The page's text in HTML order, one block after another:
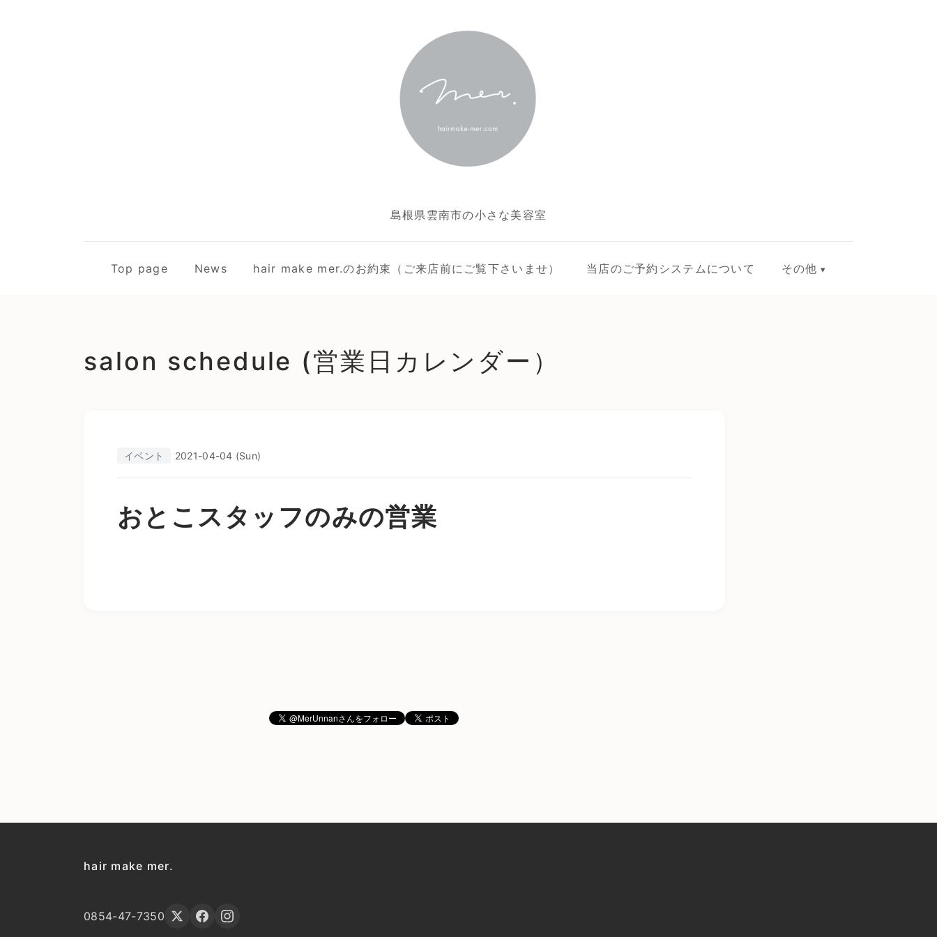
島根県雲南市の小さな美容室
Top page News hair make mer.のお約束（ご来店前にご覧下さいませ） 当店のご予約システムについて その他
salon schedule (営業日カレンダー）
イベント 2021-04-04 (Sun)
おとこスタッフのみの営業
hair make mer.
0854-47-7350